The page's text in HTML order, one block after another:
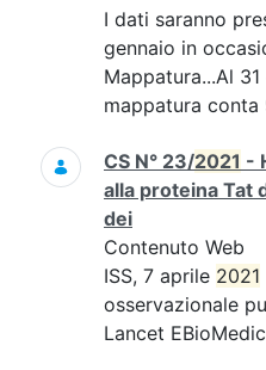
I dati saranno
gennaio in
Mappatura...Al
mappatura
CS N° 23/2021 -
alla proteina Tat
dei
Contenuto Web
ISS, 7 aprile 2021
osservazionale
Lancet